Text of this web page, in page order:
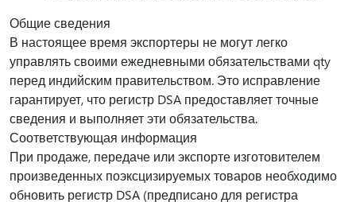
Общие сведения
В настоящее время экспортеры не могут легко
управлять своими ежедневными обязательствами qty
перед индийским правительством. Это исправление
гарантирует, что регистр DSA предоставляет точные
сведения и выполняет эти обязательства.
Соответствующая информация
При продаже, передаче или экспорте изготовителем
произведенных поэксцизируемых товаров необходимо
обновить регистр DSA (предписано для регистра